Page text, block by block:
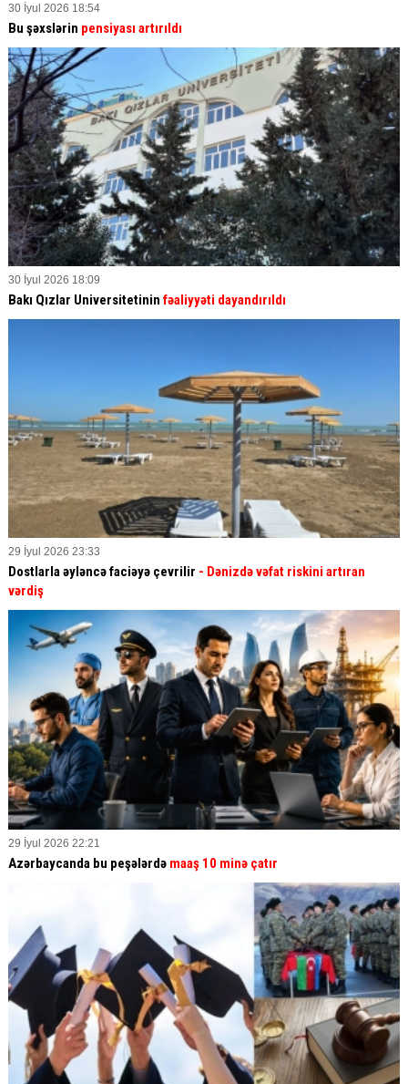
30 İyul 2026 18:54
Bu şəxslərin pensiyası artırıldı
30 İyul 2026 18:09
Bakı Qızlar Universitetinin fəaliyyəti dayandırıldı
29 İyul 2026 23:33
Dostlarla əyləncə faciəyə çevrilir - Dənizdə vəfat riskini artıran
vərdiş
29 İyul 2026 22:21
Azərbaycanda bu peşələrdə maaş 10 minə çatır